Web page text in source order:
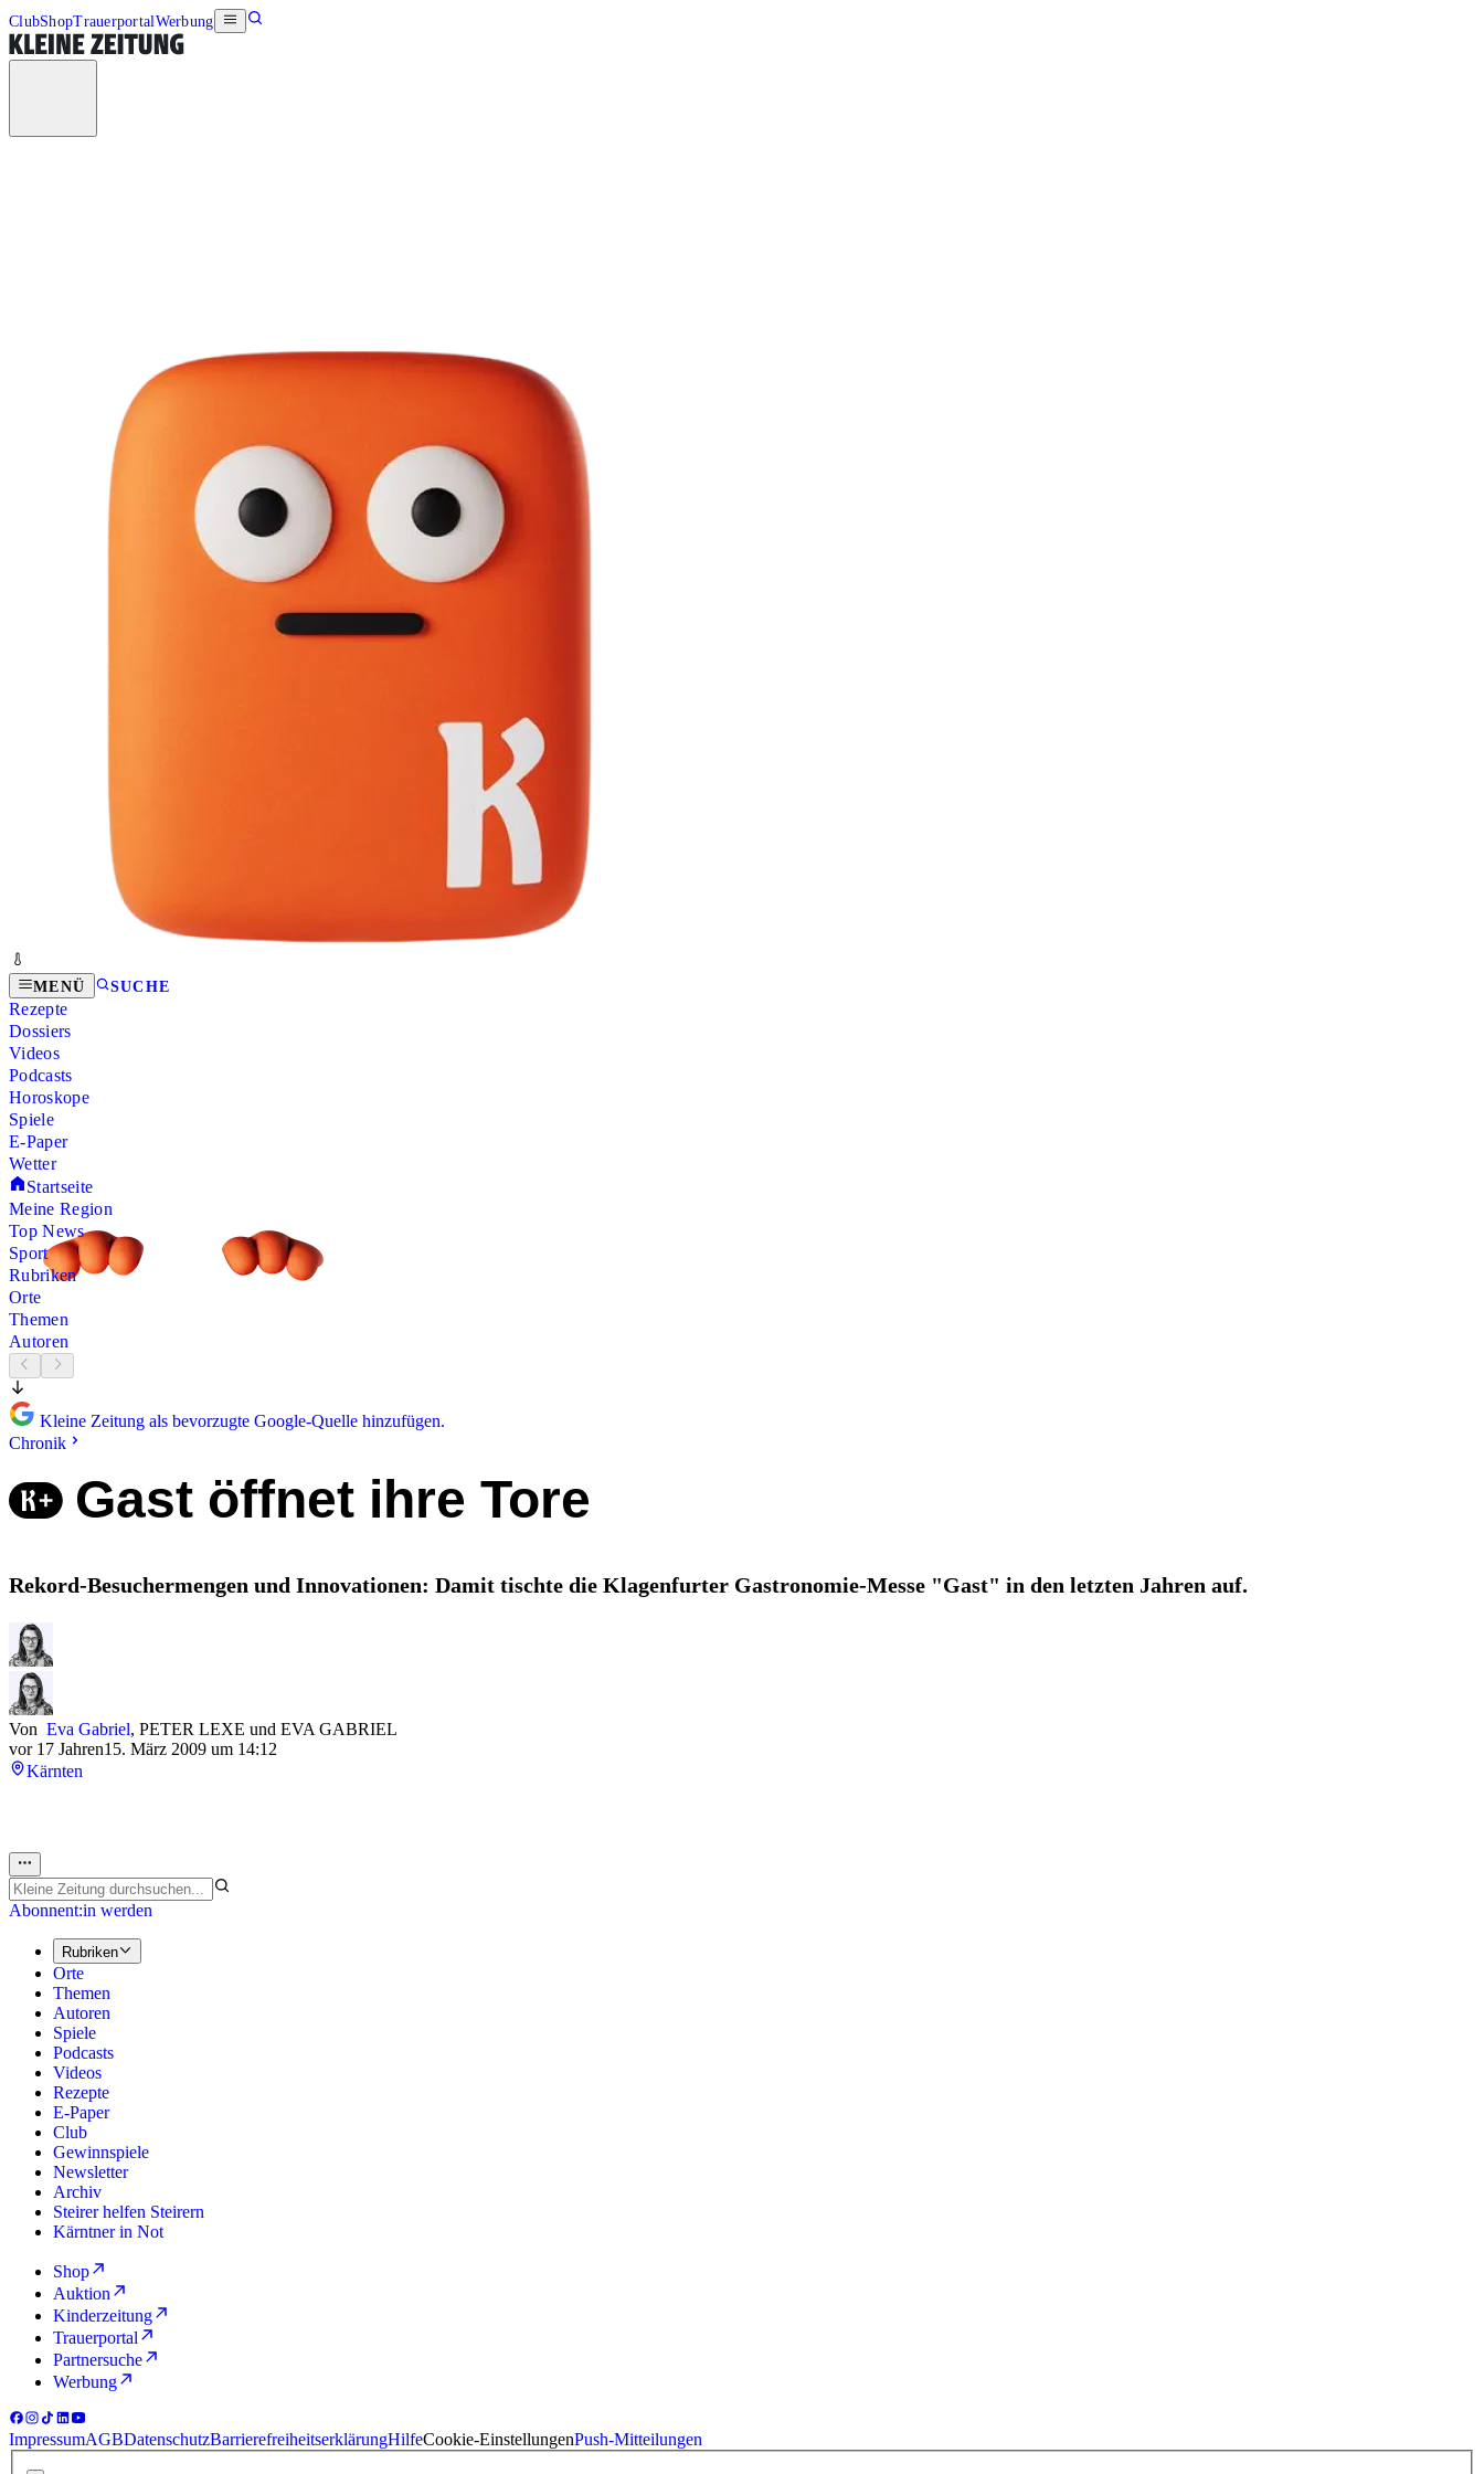
ClubShopTrauerportalWerbung
MENÜ SUCHE
Rezepte
Dossiers
Videos
Podcasts
Horoskope
Spiele
E-Paper
Wetter
Startseite
Meine Region
Top News
Sport
Rubriken
Orte
Themen
Autoren
Kleine Zeitung als bevorzugte Google-Quelle hinzufügen.
Chronik
Gast öffnet ihre Tore
Rekord-Besuchermengen und Innovationen: Damit tischte die Klagenfurter Gastronomie-Messe "Gast" in den letzten Jahren auf.
Von Eva Gabriel, PETER LEXE und EVA GABRIEL
vor 17 Jahren15. März 2009 um 14:12
Kärnten
Abonnent:in werden
Rubriken
Orte
Themen
Autoren
Spiele
Podcasts
Videos
Rezepte
E-Paper
Club
Gewinnspiele
Newsletter
Archiv
Steirer helfen Steirern
Kärntner in Not
Shop
Auktion
Kinderzeitung
Trauerportal
Partnersuche
Werbung
ImpressumAGBDatenschutzBarrierefreiheitserklärungHilfeCookie-EinstellungenPush-Mitteilungen